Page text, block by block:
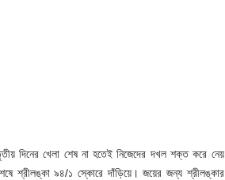
দিনের খেলা শেষ না হতেই নিজেদের দখল শক্ত করে নেয়
শ্রীলঙ্কা ৯৪/১ স্কোরে দাঁড়িয়ে। জয়ের জন্য শ্রীলঙ্কার